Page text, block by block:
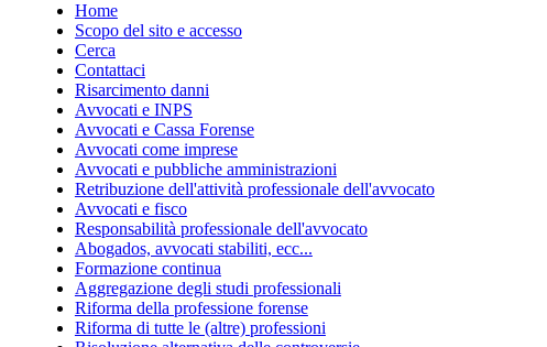
Home
Scopo del sito e accesso
Cerca
Contattaci
Risarcimento danni
Avvocati e INPS
Avvocati e Cassa Forense
Avvocati come imprese
Avvocati e pubbliche amministrazioni
Retribuzione dell'attività professionale dell'avvocato
Avvocati e fisco
Responsabilità professionale dell'avvocato
Abogados, avvocati stabiliti, ecc...
Formazione continua
Aggregazione degli studi professionali
Riforma della professione forense
Riforma di tutte le (altre) professioni